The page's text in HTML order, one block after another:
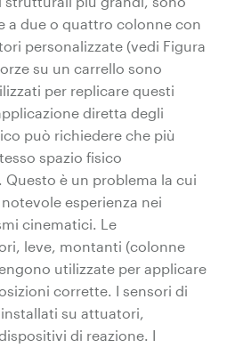
a due o quattro colonne con
personalizzate (vedi Figura
su un carrello sono
per replicare questi
diretta degli
può richiedere che più
spazio fisico
è un problema la cui
esperienza nei
cinematici. Le
leve, montanti (colonne
utilizzate per applicare
corrette. I sensori di
su attuatori,
di reazione. I